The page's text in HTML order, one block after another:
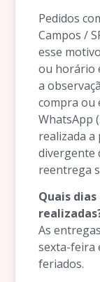
Pedidos
Campos /
esse
ou horário
a
compra ou
WhatsApp
realizada
divergente
reentrega
Quais
As
sexta-feira
feriados.